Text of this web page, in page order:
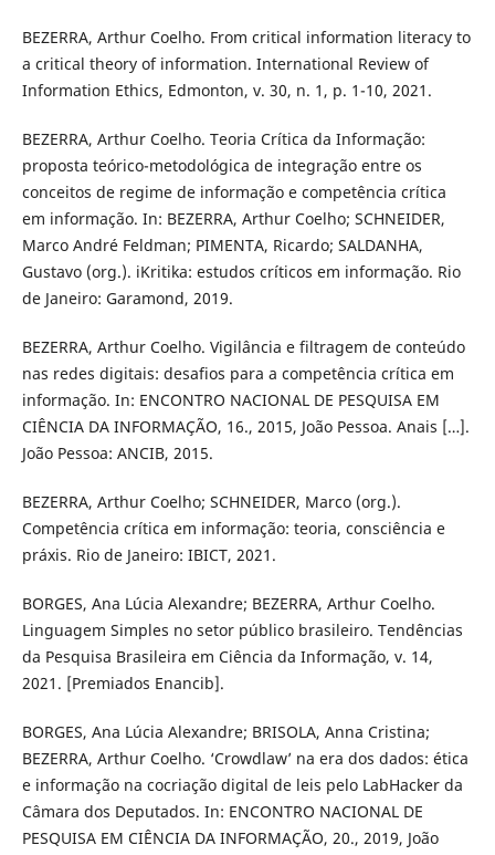
BEZERRA, Arthur Coelho. From critical information literacy to
a critical theory of information. International Review of
Information Ethics, Edmonton, v. 30, n. 1, p. 1-10, 2021.
BEZERRA, Arthur Coelho. Teoria Crítica da Informação:
proposta teórico-metodológica de integração entre os
conceitos de regime de informação e competência crítica
em informação. In: BEZERRA, Arthur Coelho; SCHNEIDER,
Marco André Feldman; PIMENTA, Ricardo; SALDANHA,
Gustavo (org.). iKritika: estudos críticos em informação. Rio
de Janeiro: Garamond, 2019.
BEZERRA, Arthur Coelho. Vigilância e filtragem de conteúdo
nas redes digitais: desafios para a competência crítica em
informação. In: ENCONTRO NACIONAL DE PESQUISA EM
CIÊNCIA DA INFORMAÇÃO, 16., 2015, João Pessoa. Anais […].
João Pessoa: ANCIB, 2015.
BEZERRA, Arthur Coelho; SCHNEIDER, Marco (org.).
Competência crítica em informação: teoria, consciência e
práxis. Rio de Janeiro: IBICT, 2021.
BORGES, Ana Lúcia Alexandre; BEZERRA, Arthur Coelho.
Linguagem Simples no setor público brasileiro. Tendências
da Pesquisa Brasileira em Ciência da Informação, v. 14,
2021. [Premiados Enancib].
BORGES, Ana Lúcia Alexandre; BRISOLA, Anna Cristina;
BEZERRA, Arthur Coelho. ‘Crowdlaw’ na era dos dados: ética
e informação na cocriação digital de leis pelo LabHacker da
Câmara dos Deputados. In: ENCONTRO NACIONAL DE
PESQUISA EM CIÊNCIA DA INFORMAÇÃO, 20., 2019, João